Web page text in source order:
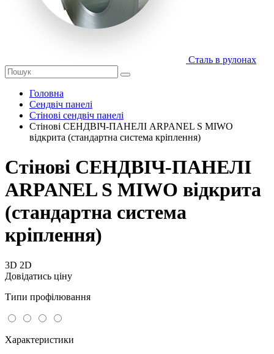
Сталь в рулонах
Головна
Сендвіч панелі
Стінові сендвіч панелі
Стінові СЕНДВІЧ-ПАНЕЛІ ARPANEL S MIWO
відкрита (стандартна система кріплення)
Стінові СЕНДВІЧ-ПАНЕЛІ
ARPANEL S MIWO відкрита
(стандартна система
кріплення)
3D 2D
Довідатись ціну
Типи профілювання
Характеристики